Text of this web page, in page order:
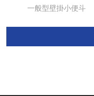
一般型壁掛小便斗